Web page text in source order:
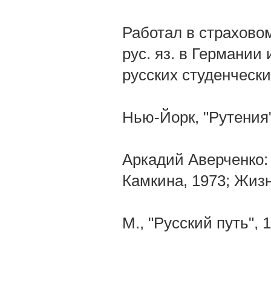
Работал в
рус. яз. в
русских
Нью-Йорк,
Аркадий
Камкина, 1973;
М., "Русский путь",